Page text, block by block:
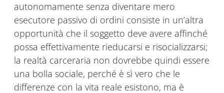
autonomamente senza diventare mero
esecutore passivo di ordini consiste in un’altra
opportunità che il soggetto deve avere affinché
possa effettivamente rieducarsi e risocializzarsi;
la realtà carceraria non dovrebbe quindi essere
una bolla sociale, perché è sì vero che le
differenze con la vita reale esistono, ma è